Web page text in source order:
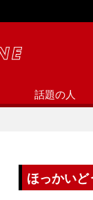
話題の人
ほっかい